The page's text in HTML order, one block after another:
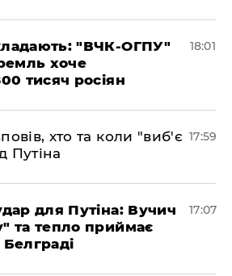
"ВЧК-ОГПУ"
хоче
тисяч росіян
18:01
хто та коли "виб'є
Путіна
17:59
для Путіна: Вучич
та тепло приймає
17:07